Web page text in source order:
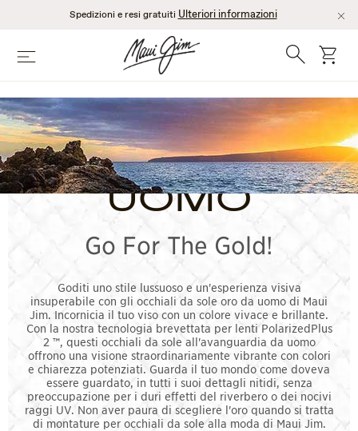
principale
Spedizioni e resi gratuiti Ulteriori informazioni
Menù Ricerca Cart
OCCHIALI DA
SOLE ORO
UOMO
Go For The Gold!
Goditi uno stile lussuoso e un'esperienza visiva
insuperabile con gli occhiali da sole oro da uomo di Maui
Jim. Incornicia il tuo viso con un colore vivace e brillante.
Con la nostra tecnologia brevettata per lenti PolarizedPlus
2 ™, questi occhiali da sole all'avanguardia da uomo
offrono una visione straordinariamente vibrante con colori
e chiarezza potenziati. Guarda il tuo mondo come doveva
essere guardato, in tutti i suoi dettagli nitidi, senza
preoccupazione per i duri effetti del riverbero o dei nocivi
raggi UV. Non aver paura di scegliere l'oro quando si tratta
di montature per occhiali da sole alla moda di Maui Jim.